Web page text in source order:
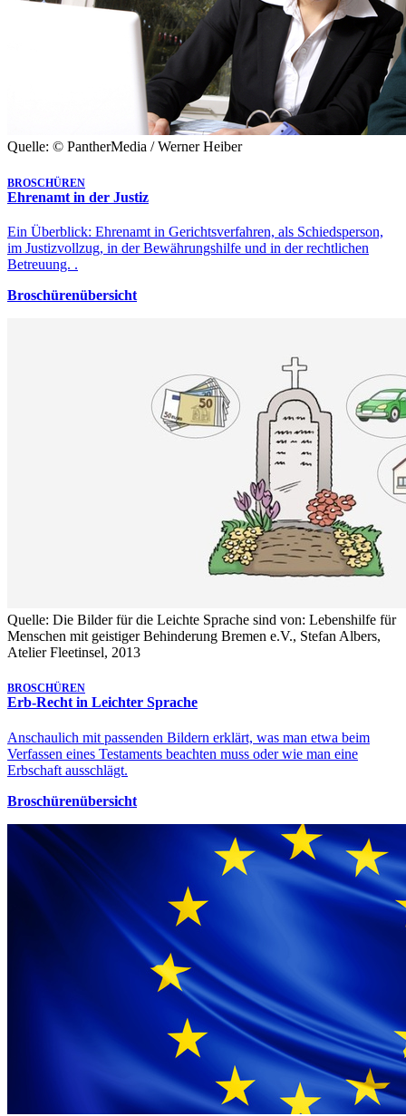
Quelle: © PantherMedia / Werner Heiber
BROSCHÜREN
Ehrenamt in der Justiz
Ein Überblick: Ehrenamt in Gerichtsverfahren, als Schiedsperson,
im Justizvollzug, in der Bewährungshilfe und in der rechtlichen
Betreuung. .
Broschürenübersicht
Quelle: Die Bilder für die Leichte Sprache sind von: Lebenshilfe für
Menschen mit geistiger Behinderung Bremen e.V., Stefan Albers,
Atelier Fleetinsel, 2013
BROSCHÜREN
Erb-Recht in Leichter Sprache
Anschaulich mit passenden Bildern erklärt, was man etwa beim
Verfassen eines Testaments beachten muss oder wie man eine
Erbschaft ausschlägt.
Broschürenübersicht